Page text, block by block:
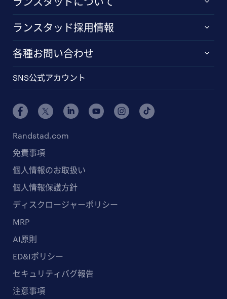
ランスタッド採用情報
各種お問い合わせ
SNS公式アカウント
Randstad.com
免責事項
個人情報のお取扱い
個人情報保護方針
ディスクロージャーポリシー
MRP
AI原則
ED&Iポリシー
セキュリティバグ報告
注意事項